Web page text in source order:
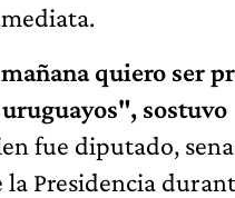
quiero ser
sostuvo
fue diputado,
la Presidencia